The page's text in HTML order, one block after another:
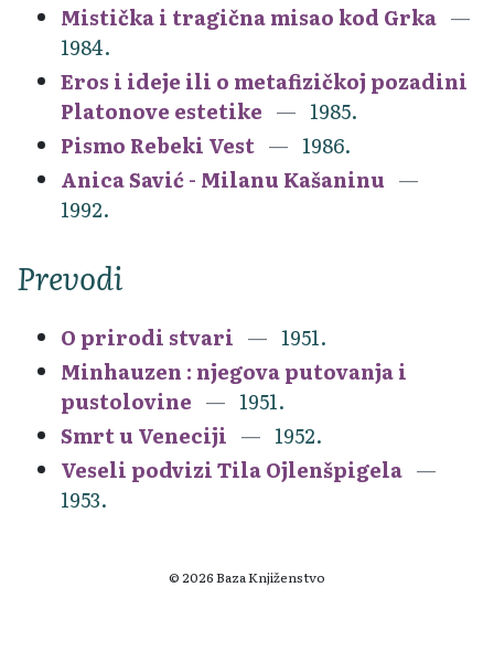
Mistička i tragična misao kod Grka
1984.
Eros i ideje ili o metafizičkoj pozadini
Platonove estetike
1985.
Pismo Rebeki Vest
1986.
Anica Savić - Milanu Kašaninu
1992.
Prevodi
O prirodi stvari
1951.
Minhauzen : njegova putovanja i
pustolovine
1951.
Smrt u Veneciji
1952.
Veseli podvizi Tila Ojlenšpigela
1953.
© 2026 Baza Knjiženstvo